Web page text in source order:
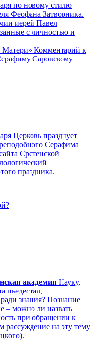
по новому стилю
Феофана Затворника.
иерей Павел
с личностью и
Комментарий к
Саровскому
Церковь празднует
Серафима
Сретенской
праздника.
академия Науку,
пьедестал,
знания? Познание
– можно ли назвать
при обращении к
рассуждение на эту тему